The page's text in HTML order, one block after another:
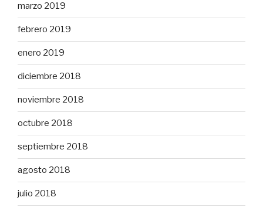
marzo 2019
febrero 2019
enero 2019
diciembre 2018
noviembre 2018
octubre 2018
septiembre 2018
agosto 2018
julio 2018